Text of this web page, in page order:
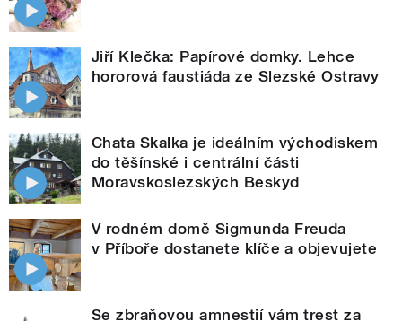
Jiří Klečka: Papírové domky. Lehce
hororová faustiáda ze Slezské Ostravy
Chata Skalka je ideálním východiskem
do těšínské i centrální části
Moravskoslezských Beskyd
V rodném domě Sigmunda Freuda
v Příboře dostanete klíče a objevujete
Se zbraňovou amnestií vám trest za